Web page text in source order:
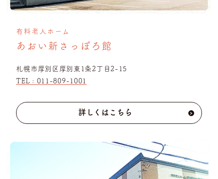
有料老人ホーム
あおい新さっぽろ館
札幌市厚別区厚別東1条2丁目2-15
TEL : 011-809-1001
詳しくはこちら ›